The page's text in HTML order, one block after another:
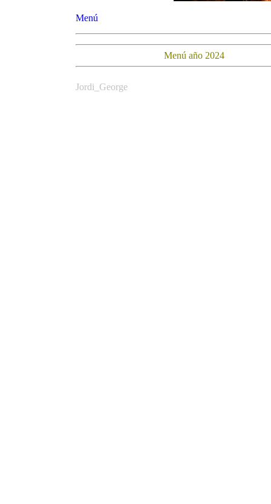
Menú
Menú año 2024
Jordi_George